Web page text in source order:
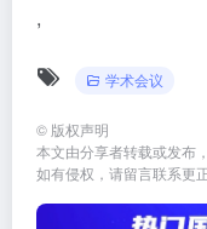
,
学术会议
© 版权声明
本文由分享者转载或发布
如有侵权，请留言联系更